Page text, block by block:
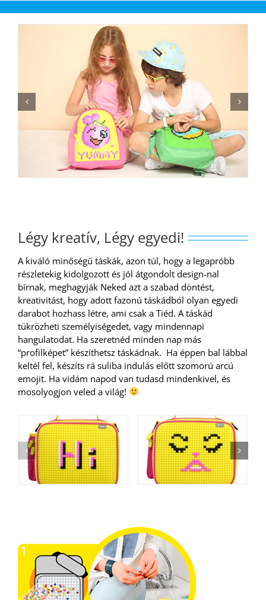
Légy kreatív, Légy egyedi!
A kiváló minőségű táskák, azon túl, hogy a legapróbb
részletekig kidolgozott és jól átgondolt design-nal
bírnak, meghagyják Neked azt a szabad döntést,
kreativitást, hogy adott fazonú táskádból olyan egyedi
darabot hozhass létre, ami csak a Tiéd. A táskád
tükrözheti személyiségedet, vagy mindennapi
hangulatodat. Ha szeretnéd minden nap más
“profilképet” készíthetsz táskádnak. Ha éppen bal lábbal
keltél fel, készíts rá suliba indulás előtt szomorú arcú
emojit. Ha vidám napod van tudasd mindenkivel, és
mosolyogjon veled a világ!